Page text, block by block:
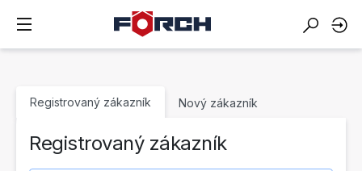
Registrovaný zákazník Nový zákazník
Registrovaný zákazník